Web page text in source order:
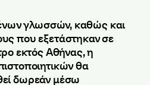
γλωσσών, καθώς και
που εξετάστηκαν σε
εκτός Αθήνας, η
θα
δωρεάν μέσω